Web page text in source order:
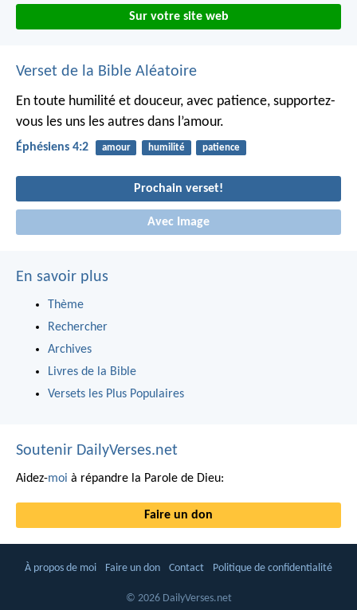
Sur votre site web
Verset de la Bible Aléatoire
En toute humilité et douceur, avec patience, supportez-
vous les uns les autres dans l’amour.
Éphésiens 4:2 amour humilité patience
Prochain verset!
Avec Image
En savoir plus
Thème
Rechercher
Archives
Livres de la Bible
Versets les Plus Populaires
Soutenir DailyVerses.net
Aidez-moi à répandre la Parole de Dieu:
Faire un don
À propos de moi Faire un don Contact Politique de confidentialité
© 2026 DailyVerses.net